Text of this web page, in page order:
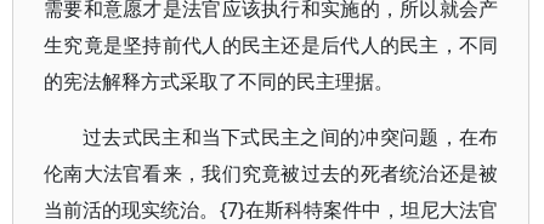
需要和意愿才是法官应该执行和实施的，所以就会产
生究竟是坚持前代人的民主还是后代人的民主，不同
的宪法解释方式采取了不同的民主理据。
过去式民主和当下式民主之间的冲突问题，在布
伦南大法官看来，我们究竟被过去的死者统治还是被
当前活的现实统治。{7}在斯科特案件中，坦尼大法官